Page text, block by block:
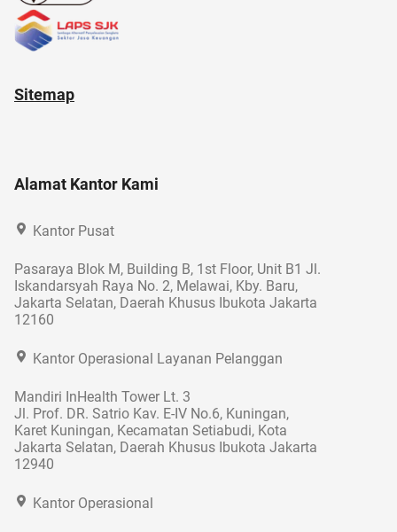
Sitemap
Alamat Kantor Kami
Kantor Pusat
Pasaraya Blok M, Building B, 1st Floor, Unit B1 Jl.
Iskandarsyah Raya No. 2, Melawai, Kby. Baru,
Jakarta Selatan, Daerah Khusus Ibukota Jakarta
12160
Kantor Operasional Layanan Pelanggan
Mandiri InHealth Tower Lt. 3
Jl. Prof. DR. Satrio Kav. E-IV No.6, Kuningan,
Karet Kuningan, Kecamatan Setiabudi, Kota
Jakarta Selatan, Daerah Khusus Ibukota Jakarta
12940
Kantor Operasional